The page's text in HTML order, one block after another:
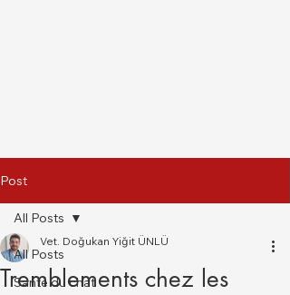
Post
All Posts
Santé du chat
All Posts
Tremblements chez les
Vet. Doğukan Yiğit ÜNLÜ